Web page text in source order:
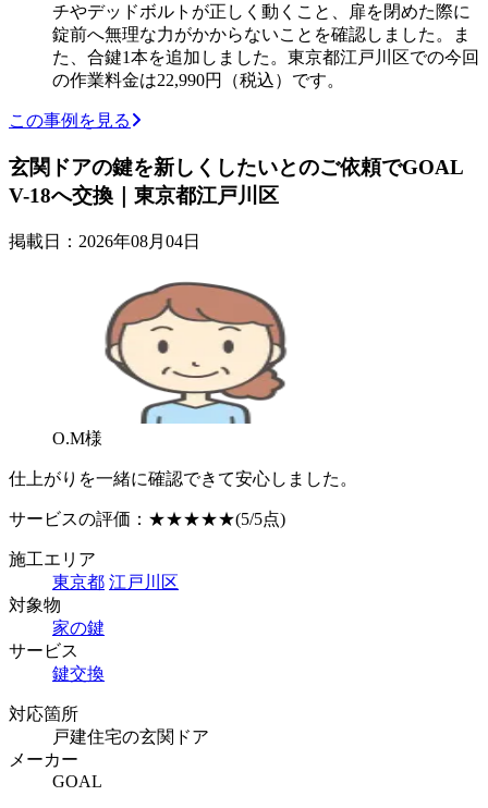
チやデッドボルトが正しく動くこと、扉を閉めた際に
錠前へ無理な力がかからないことを確認しました。ま
た、合鍵1本を追加しました。東京都江戸川区での今回
の作業料金は22,990円（税込）です。
この事例を見る
玄関ドアの鍵を新しくしたいとのご依頼でGOAL
V-18へ交換｜東京都江戸川区
掲載日：2026年08月04日
O.M様
仕上がりを一緒に確認できて安心しました。
サービスの評価： ★★★★★(5/5点)
施工エリア
東京都 江戸川区
対象物
家の鍵
サービス
鍵交換
対応箇所
戸建住宅の玄関ドア
メーカー
GOAL